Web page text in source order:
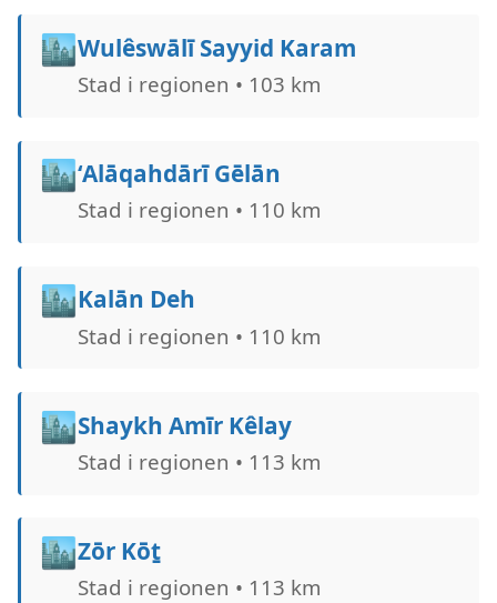
🏙️Wulêswālī Sayyid Karam
Stad i regionen • 103 km
🏙️‘Alāqahdārī Gēlān
Stad i regionen • 110 km
🏙️Kalān Deh
Stad i regionen • 110 km
🏙️Shaykh Amīr Kêlay
Stad i regionen • 113 km
🏙️Zōr Kōṯ
Stad i regionen • 113 km